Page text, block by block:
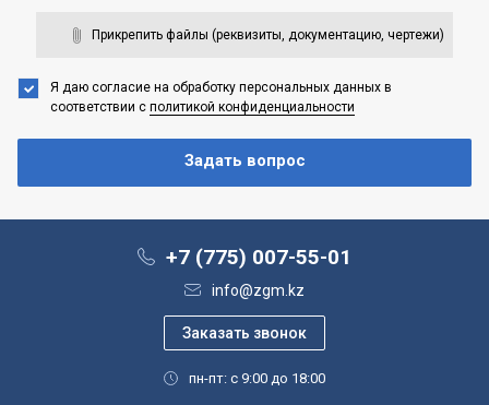
Прикрепить файлы (реквизиты, документацию, чертежи)
Я даю согласие на обработку персональных данных в
соответствии с политикой конфиденциальности
+7 (775) 007-55-01
info@zgm.kz
пн-пт: с 9:00 до 18:00